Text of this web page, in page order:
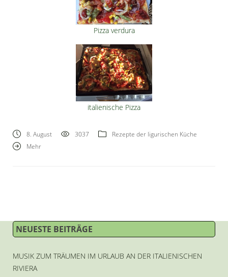
Pizza verdura
italienische Pizza
8. August 3037
Rezepte der ligurischen Küche
Mehr
NEUESTE BEITRÄGE
MUSIK ZUM TRÄUMEN IM URLAUB AN DER ITALIENISCHEN
RIVIERA